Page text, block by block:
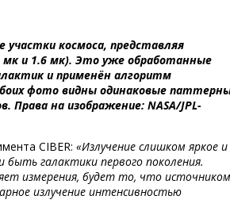
космоса, представляя
мк и 1.6 мк). Это уже обработанные
и применён алгоритм
фото видны одинаковые
на изображение: NASA/JPL-
CIBER: «Излучение слишком яркое и
галактики первого поколения.
измерения, будет то, что источником
излучение интенсивностью